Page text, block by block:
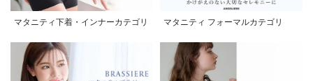
マタニティ下着・インナーカテゴリ マタニティ フォーマルカテゴリ